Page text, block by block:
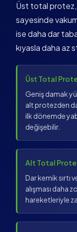
Üst total protez,
sayesinde
ise daha dar
kıyasla daha az
Üst Total
Geniş damak
alt protezden
ilk dönemde
değişebilir.
Alt Total
Dar kemik sırtı
alışması daha
hareketleriyle